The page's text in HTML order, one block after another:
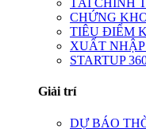
TÀI CHÍNH
CHỨNG
TIÊU ĐIỂM
XUẤT
STARTUP
Giải trí
DỰ BÁO